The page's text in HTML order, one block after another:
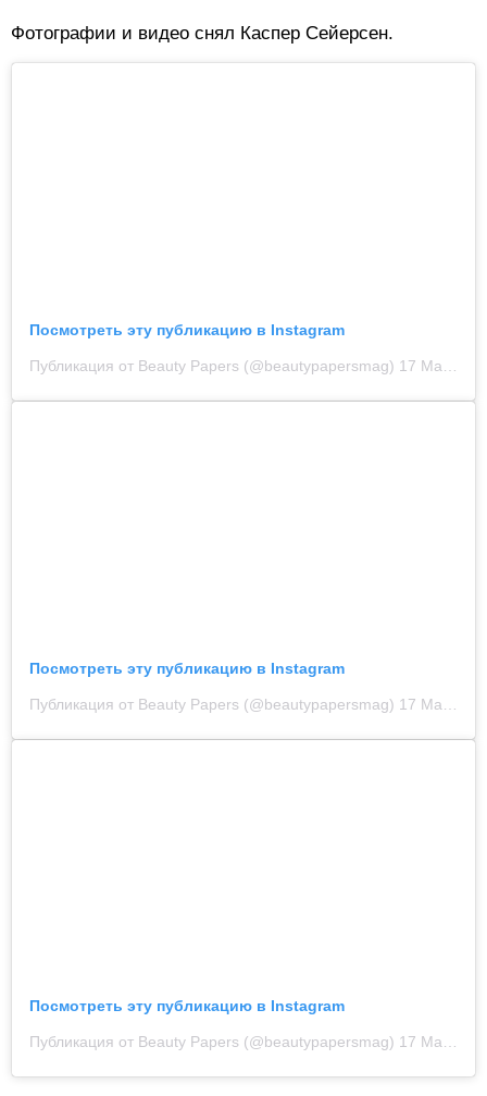
Фотографии и видео снял Каспер Сейерсен.
Посмотреть эту публикацию в Instagram
Публикация от Beauty Papers (@beautypapersmag) 17 Мар 2020 в 4:00 PDT
Посмотреть эту публикацию в Instagram
Публикация от Beauty Papers (@beautypapersmag) 17 Мар 2020 в 1:05 PDT
Посмотреть эту публикацию в Instagram
Публикация от Beauty Papers (@beautypapersmag) 17 Мар 2020 в 4:00 PDT